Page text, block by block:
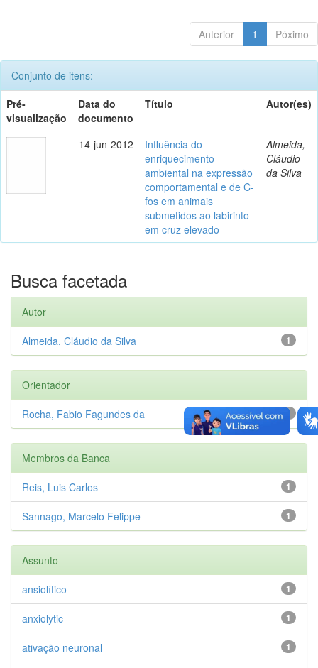
Anterior 1 Póximo
Conjunto de itens:
Pré-
visualização
Data do
documento
Título Autor(es)
14-jun-2012
Influência do
enriquecimento
ambiental na expressão
comportamental e de C-
fos em animais
submetidos ao labirinto
em cruz elevado
Almeida,
Cláudio
da Silva
Busca facetada
Autor
1
Almeida, Cláudio da Silva
Orientador
1
Rocha, Fabio Fagundes da
Membros da Banca
1
Reis, Luis Carlos
1
Sannago, Marcelo Felippe
Assunto
1
ansiolítico
1
anxiolytic
1
ativação neuronal